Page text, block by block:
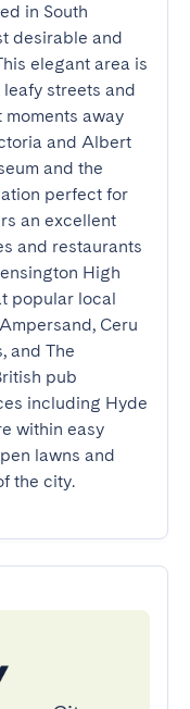
in South
desirable and
elegant area is
streets and
away
and Albert
and the
perfect for
an excellent
and restaurants
High
popular local
Ceru
and The
pub
including Hyde
within easy
lawns and
the city.